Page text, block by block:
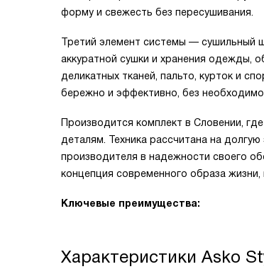
форму и свежесть без пересушивания.
Третий элемент системы — сушильный
аккуратной сушки и хранения одежды,
деликатных тканей, пальто, курток и
бережно и эффективно, без
Производится комплект в Словении,
деталям. Техника рассчитана на
производителя в надежности своего
концепция современного образа
Ключевые преимущества:
Характеристики Asko